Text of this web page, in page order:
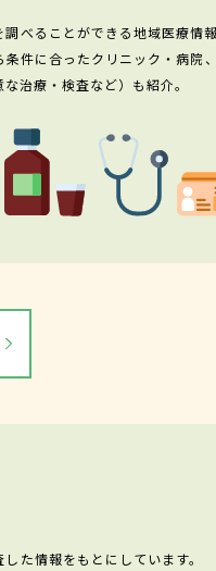
べることができる地域医療情報
件に合ったクリニック・病院
治療・検査など）も紹介。
た情報をもとにしています。